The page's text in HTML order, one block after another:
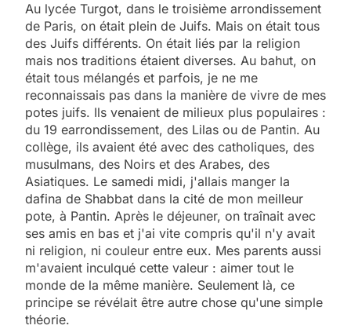
Au lycée Turgot, dans le troisième arrondissement
de Paris, on était plein de Juifs. Mais on était tous
des Juifs différents. On était liés par la religion
mais nos traditions étaient diverses. Au bahut, on
était tous mélangés et parfois, je ne me
reconnaissais pas dans la manière de vivre de mes
potes juifs. Ils venaient de milieux plus populaires :
du 19 earrondissement, des Lilas ou de Pantin. Au
collège, ils avaient été avec des catholiques, des
musulmans, des Noirs et des Arabes, des
Asiatiques. Le samedi midi, j'allais manger la
dafina de Shabbat dans la cité de mon meilleur
pote, à Pantin. Après le déjeuner, on traînait avec
ses amis en bas et j'ai vite compris qu'il n'y avait
ni religion, ni couleur entre eux. Mes parents aussi
m'avaient inculqué cette valeur : aimer tout le
monde de la même manière. Seulement là, ce
principe se révélait être autre chose qu'une simple
théorie.